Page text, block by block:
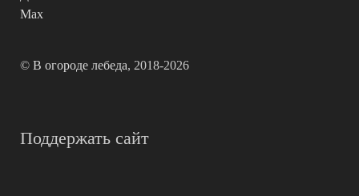
Max
© В огороде лебеда, 2018-2026
Поддержать сайт